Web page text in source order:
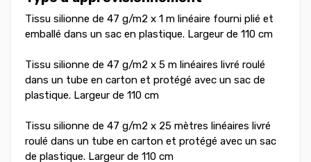
Tissu silionne de 47 g/m2 x 1 m linéaire fourni plié et
emballé dans un sac en plastique. Largeur de 110 cm
Tissu silionne de 47 g/m2 x 5 m linéaires livré roulé
dans un tube en carton et protégé avec un sac de
plastique. Largeur de 110 cm
Tissu silionne de 47 g/m2 x 25 mètres linéaires livré
roulé dans un tube en carton et protégé avec un sac
de plastique. Largeur de 110 cm